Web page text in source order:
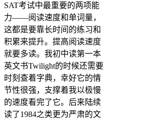
SAT考试中最重要的两项能
力——阅读速度和单词量，
这都是要靠长时间的练习和
积累来提升。提高阅读速度
就要多读。我初中读第一本
英文书Twilight的时候还需要
时刻查着字典，幸好它的情
节性很强，支撑着我以极慢
的速度看完了它。后来陆续
读了1984之类更为严肃的文